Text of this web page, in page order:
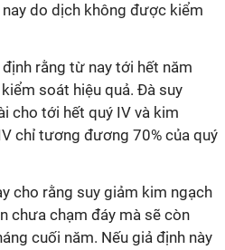
do dịch không được kiểm
rằng từ nay tới hết năm
soát hiệu quả. Đà suy
cho tới hết quý IV và kim
chỉ tương đương 70% của quý
cho rằng suy giảm kim ngạch
chưa chạm đáy mà sẽ còn
cuối năm. Nếu giả định này